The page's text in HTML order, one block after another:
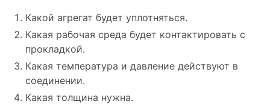
Какой агрегат будет уплотняться.
Какая рабочая среда будет контактировать с
прокладкой.
Какая температура и давление действуют в
соединении.
Какая толщина нужна.